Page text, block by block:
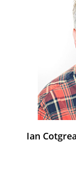
Ian